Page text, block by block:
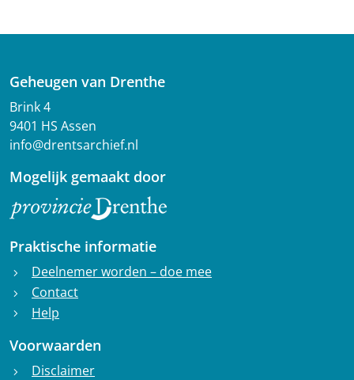
Geheugen van Drenthe
Brink 4
9401 HS Assen
info@drentsarchief.nl
Mogelijk gemaakt door
Praktische informatie
chevron_right Deelnemer worden – doe mee
chevron_right Contact
chevron_right Help
Voorwaarden
chevron_right Disclaimer